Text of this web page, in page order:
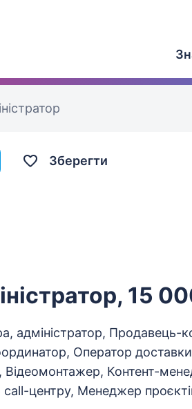
Зберегти
15
адміністратор, Продавець-
Оператор
Відеомонтажер, Контент-
call-центру, Менеджер